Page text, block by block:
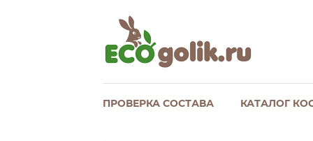
ПРОВЕРКА СОСТАВА КАТАЛОГ